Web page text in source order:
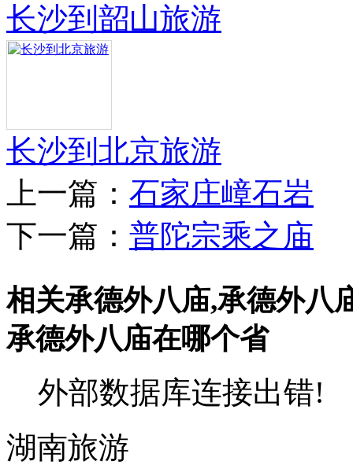
长沙到韶山旅游
长沙到北京旅游
上一篇： 石家庄嶂石岩
下一篇： 普陀宗乘之庙
相关承德外八庙,承德外八
承德外八庙在哪个省
外部数据库连接出错!
湖南旅游